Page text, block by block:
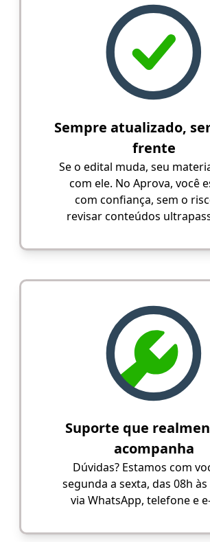
Sempre atualizado,
frente
Se o edital muda, seu
com ele. No Aprova, você
com confiança, sem o
revisar conteúdos
Suporte que
acompanha
Dúvidas? Estamos com
segunda a sexta, das 08h às
via WhatsApp, telefone e